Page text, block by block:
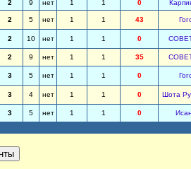
2 9 нет 1 1 0
2 5 нет 1 1 43
2 10 нет 1 1 0
2 9 нет 1 1 35
3 5 нет 1 1 0
3 4 нет 1 1 0 Шота
3 5 нет 1 1 0